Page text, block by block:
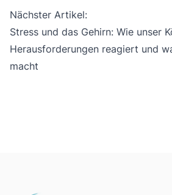
Nächster Artikel:
Stress und das Gehirn: Wie unser
Herausforderungen reagiert und
macht